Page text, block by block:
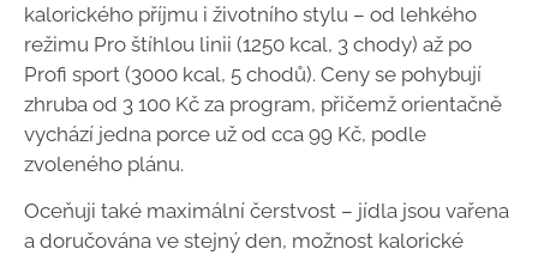
kalorického příjmu i životního stylu – od lehkého
režimu Pro štíhlou linii (1250 kcal, 3 chody) až po
Profi sport (3000 kcal, 5 chodů). Ceny se pohybují
zhruba od 3 100 Kč za program, přičemž orientačně
vychází jedna porce už od cca 99 Kč, podle
zvoleného plánu.
Oceňuji také maximální čerstvost – jídla jsou vařena
a doručována ve stejný den, možnost kalorické